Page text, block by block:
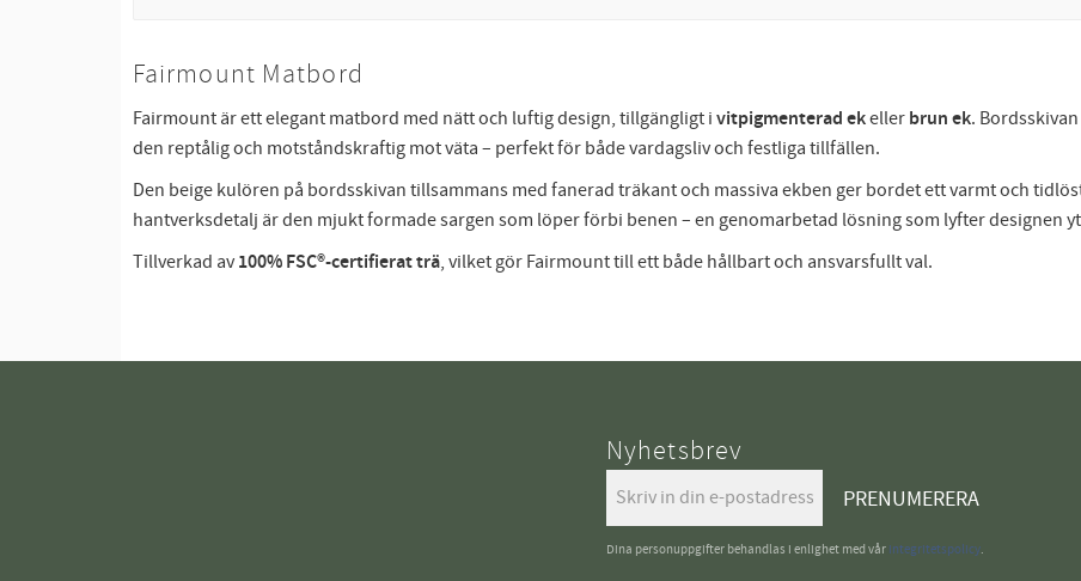
Fairmount Matbord
Fairmount är ett elegant matbord med nätt och luftig design, tillgängligt i vitpigmenterad ekeller brun ek.
den reptålig och motståndskraftig mot väta – perfekt för både vardagsliv och festliga tillfällen.
Den beige kulören på bordsskivan tillsammans med fanerad träkant och massiva ekben ger bordet ett varmt och
hantverksdetalj är den mjukt formade sargen som löper förbi benen – en genomarbetad lösning som lyfter designen
Tillverkad av 100% FSC®-certifierat trä, vilket gör Fairmount till ett både hållbart och ansvarsfullt val.
Nyhetsbrev
PRENUMERERA
Dina personuppgifter behandlas i enlighet med vår integritetspolicy.